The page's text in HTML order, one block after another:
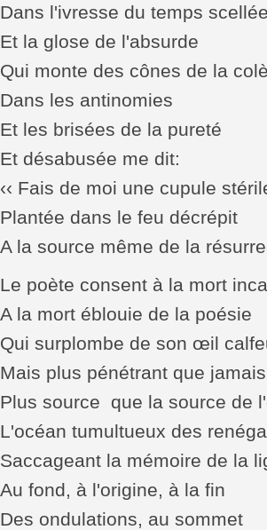
Dans l'ivresse du temps
Et la glose de l'absurde
Qui monte des cônes de la
Dans les antinomies
Et les brisées de la pureté
Et désabusée me dit:
‹‹ Fais de moi une cupule
Plantée dans le feu décrépit
A la source même de la
Le poète consent à la mort
A la mort éblouie de la poésie
Qui surplombe de son œil
Mais plus pénétrant que
Plus source que la source de
L'océan tumultueux des
Saccageant la mémoire de la
Au fond, à l'origine, à la fin
Des ondulations, au sommet